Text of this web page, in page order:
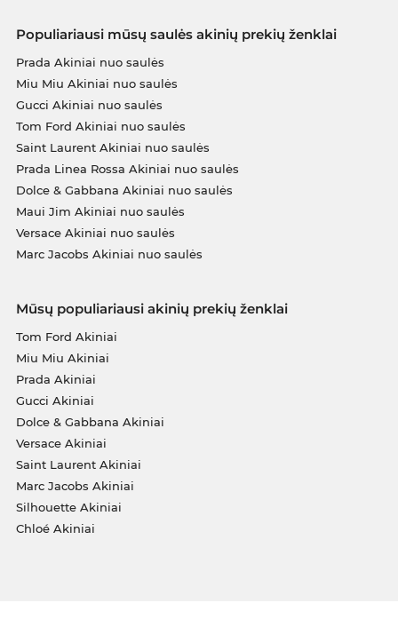
Populiariausi mūsų saulės akinių prekių ženklai
Prada Akiniai nuo saulės
Miu Miu Akiniai nuo saulės
Gucci Akiniai nuo saulės
Tom Ford Akiniai nuo saulės
Saint Laurent Akiniai nuo saulės
Prada Linea Rossa Akiniai nuo saulės
Dolce & Gabbana Akiniai nuo saulės
Maui Jim Akiniai nuo saulės
Versace Akiniai nuo saulės
Marc Jacobs Akiniai nuo saulės
Mūsų populiariausi akinių prekių ženklai
Tom Ford Akiniai
Miu Miu Akiniai
Prada Akiniai
Gucci Akiniai
Dolce & Gabbana Akiniai
Versace Akiniai
Saint Laurent Akiniai
Marc Jacobs Akiniai
Silhouette Akiniai
Chloé Akiniai